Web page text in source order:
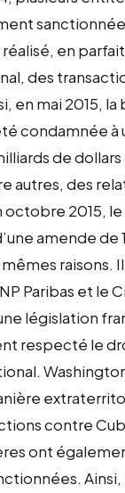
en
des
en mai 2015,
condamnée à
de
autres, des
octobre 2015,
amende de
raisons.
Paribas et le
législation
respecté le
contre
ont
Ainsi,